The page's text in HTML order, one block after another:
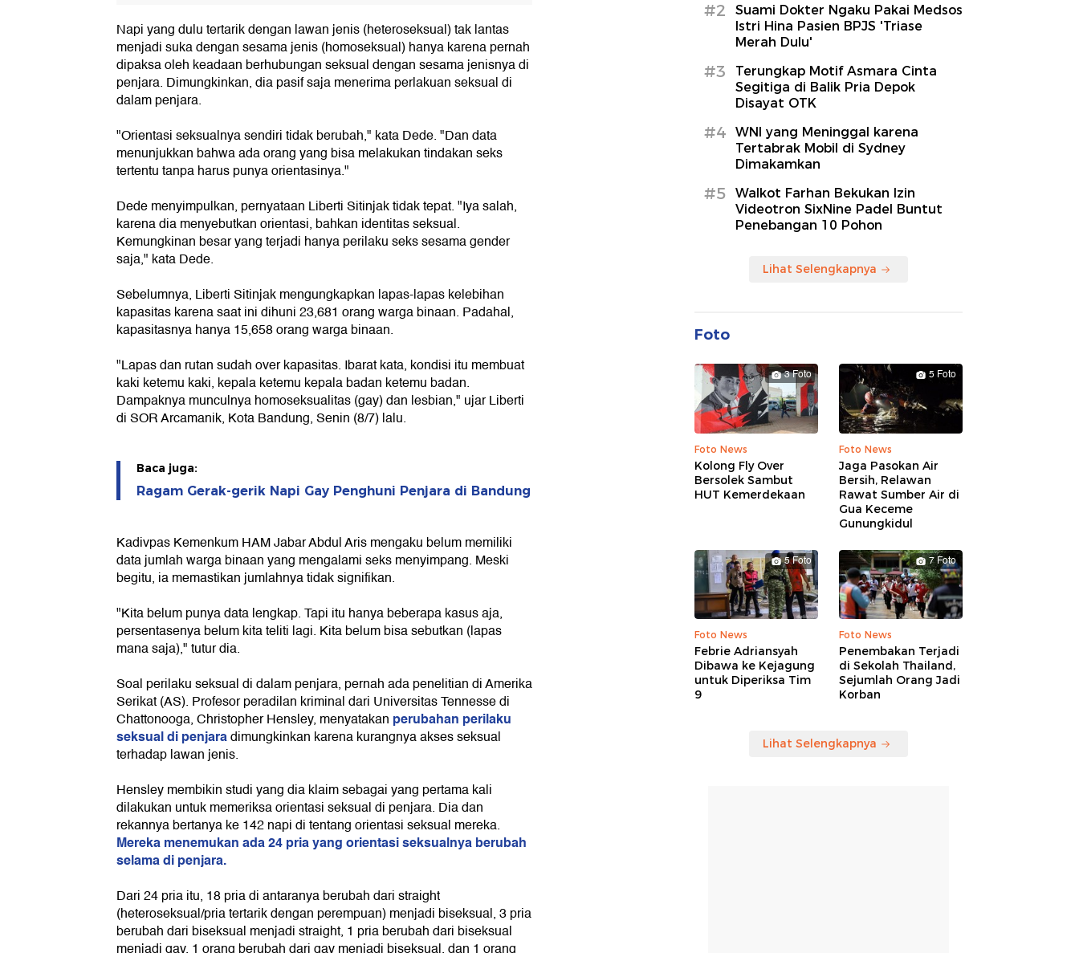
Napi yang dulu tertarik dengan lawan jenis (heteroseksual) tak lantas
menjadi suka dengan sesama jenis (homoseksual) hanya karena pernah
dipaksa oleh keadaan berhubungan seksual dengan sesama jenisnya di
penjara. Dimungkinkan, dia pasif saja menerima perlakuan seksual di
dalam penjara.
"Orientasi seksualnya sendiri tidak berubah," kata Dede. "Dan data
menunjukkan bahwa ada orang yang bisa melakukan tindakan seks
tertentu tanpa harus punya orientasinya."
Dede menyimpulkan, pernyataan Liberti Sitinjak tidak tepat. "Iya salah,
karena dia menyebutkan orientasi, bahkan identitas seksual.
Kemungkinan besar yang terjadi hanya perilaku seks sesama gender
saja," kata Dede.
Sebelumnya, Liberti Sitinjak mengungkapkan lapas-lapas kelebihan
kapasitas karena saat ini dihuni 23,681 orang warga binaan. Padahal,
kapasitasnya hanya 15,658 orang warga binaan.
"Lapas dan rutan sudah over kapasitas. Ibarat kata, kondisi itu membuat
kaki ketemu kaki, kepala ketemu kepala badan ketemu badan.
Dampaknya munculnya homoseksualitas (gay) dan lesbian," ujar Liberti
di SOR Arcamanik, Kota Bandung, Senin (8/7) lalu.
Baca juga:
Ragam Gerak-gerik Napi Gay Penghuni Penjara di Bandung
Kadivpas Kemenkum HAM Jabar Abdul Aris mengaku belum memiliki
data jumlah warga binaan yang mengalami seks menyimpang. Meski
begitu, ia memastikan jumlahnya tidak signifikan.
"Kita belum punya data lengkap. Tapi itu hanya beberapa kasus aja,
persentasenya belum kita teliti lagi. Kita belum bisa sebutkan (lapas
mana saja)," tutur dia.
Soal perilaku seksual di dalam penjara, pernah ada penelitian di Amerika
Serikat (AS). Profesor peradilan kriminal dari Universitas Tennesse di
Chattonooga, Christopher Hensley, menyatakan perubahan perilaku
seksual di penjaradimungkinkan karena kurangnya akses seksual
terhadap lawan jenis.
Hensley membikin studi yang dia klaim sebagai yang pertama kali
dilakukan untuk memeriksa orientasi seksual di penjara. Dia dan
rekannya bertanya ke 142 napi di tentang orientasi seksual mereka.
Mereka menemukan ada 24 pria yang orientasi seksualnya berubah
selama di penjara.
Dari 24 pria itu, 18 pria di antaranya berubah dari straight
(heteroseksual/pria tertarik dengan perempuan) menjadi biseksual, 3 pria
berubah dari biseksual menjadi straight, 1 pria berubah dari biseksual
menjadi gay, 1 orang berubah dari gay menjadi biseksual, dan 1 orang
#2
Suami Dokter Ngaku Pakai Medsos
Istri Hina Pasien BPJS 'Triase
Merah Dulu'
#3
Terungkap Motif Asmara Cinta
Segitiga di Balik Pria Depok
Disayat OTK
#4
WNI yang Meninggal karena
Tertabrak Mobil di Sydney
Dimakamkan
#5
Walkot Farhan Bekukan Izin
Videotron SixNine Padel Buntut
Penebangan 10 Pohon
Lihat Selengkapnya
Foto
3 Foto
Foto News
Kolong Fly Over
Bersolek Sambut
HUT Kemerdekaan
5 Foto
Foto News
Jaga Pasokan Air
Bersih, Relawan
Rawat Sumber Air di
Gua Keceme
Gunungkidul
5 Foto
Foto News
Febrie Adriansyah
Dibawa ke Kejagung
untuk Diperiksa Tim
9
7 Foto
Foto News
Penembakan Terjadi
di Sekolah Thailand,
Sejumlah Orang Jadi
Korban
Lihat Selengkapnya